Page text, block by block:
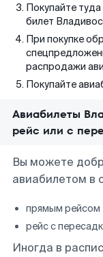
Покупайте
билет
При покупке
распродажи
Покупайте
Авиабилеты
рейс или с
Вы можете
авиабилетом в
прямым рейсом
рейс с
Иногда в